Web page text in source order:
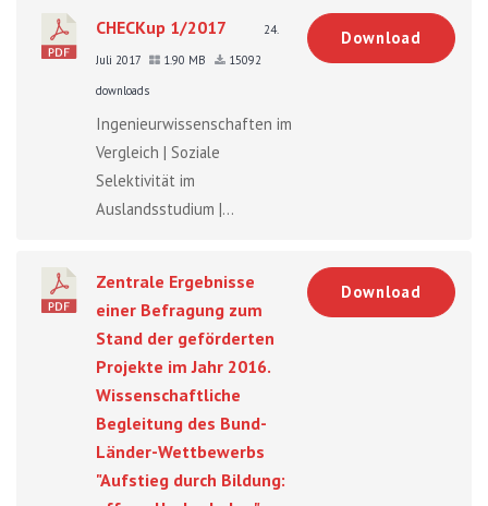
CHECKup 1/2017
24.
Juli 2017
1.90 MB
15092
downloads
Ingenieurwissenschaften im
Vergleich | Soziale
Selektivität im
Auslandsstudium |...
Download
Zentrale Ergebnisse
einer Befragung zum
Stand der geförderten
Projekte im Jahr 2016.
Wissenschaftliche
Begleitung des Bund-
Länder-Wettbewerbs
"Aufstieg durch Bildung:
Download